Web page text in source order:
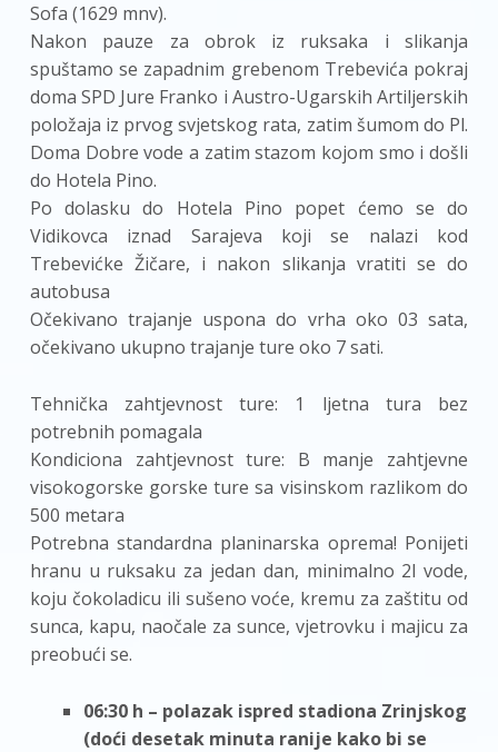
Sofa (1629 mnv).
Nakon pauze za obrok iz ruksaka i slikanja
spuštamo se zapadnim grebenom Trebevića pokraj
doma SPD Jure Franko i Austro-Ugarskih Artiljerskih
položaja iz prvog svjetskog rata, zatim šumom do Pl.
Doma Dobre vode a zatim stazom kojom smo i došli
do Hotela Pino.
Po dolasku do Hotela Pino popet ćemo se do
Vidikovca iznad Sarajeva koji se nalazi kod
Trebevićke Žičare, i nakon slikanja vratiti se do
autobusa
Očekivano trajanje uspona do vrha oko 03 sata,
očekivano ukupno trajanje ture oko 7 sati.
Tehnička zahtjevnost ture: 1 ljetna tura bez
potrebnih pomagala
Kondiciona zahtjevnost ture: B manje zahtjevne
visokogorske gorske ture sa visinskom razlikom do
500 metara
Potrebna standardna planinarska oprema! Ponijeti
hranu u ruksaku za jedan dan, minimalno 2l vode,
koju čokoladicu ili sušeno voće, kremu za zaštitu od
sunca, kapu, naočale za sunce, vjetrovku i majicu za
preobući se.
06:30 h – polazak ispred stadiona Zrinjskog
(doći desetak minuta ranije kako bi se